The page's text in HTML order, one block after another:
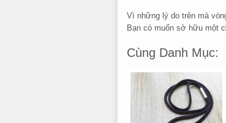
Vì những lý do trên mà
Bạn có muốn sở hữu một
Cùng Danh Mục: